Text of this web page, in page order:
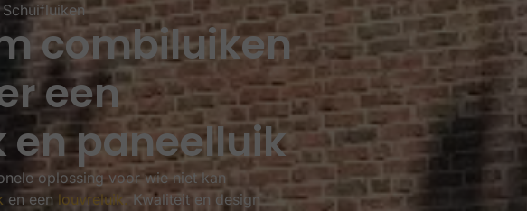
Schuifluiken
combiluiken
een
en paneelluik
oplossing voor wie niet kan
en een louvreluik.Kwaliteit en design